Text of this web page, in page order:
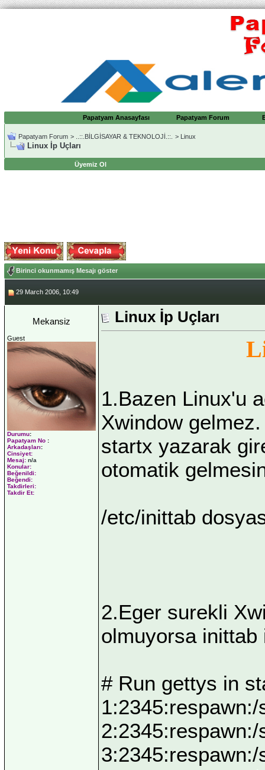
Papatyam Anasayfası Papatyam Forum
Papatyam Forum > ..::.BİLGİSAYAR & TEKNOLOJİ.::. > Linux
Linux İp Uçları
Üyemiz Ol
Birinci okunmamış Mesajı göster
29 March 2006, 10:49
Mekansiz
Guest
Durumu:
Papatyam No :
Arkadaşları:
Cinsiyet:
Mesaj: n/a
Konular:
Beğenildi:
Beğendi:
Takdirleri:
Takdir Et:
Linux İp Uçları
1.Bazen Linux'u
Xwindow gelmez.
startx yazarak
otomatik
/etc/inittab
2.Eger surekli
olmuyorsa inittab
# Run gettys in